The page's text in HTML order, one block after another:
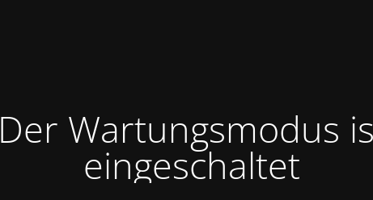
Der Wartungsmodus
eingeschaltet